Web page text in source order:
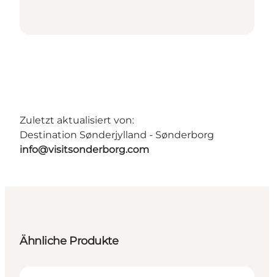
Zuletzt aktualisiert von:
Destination Sønderjylland - Sønderborg
info@visitsonderborg.com
Ähnliche Produkte